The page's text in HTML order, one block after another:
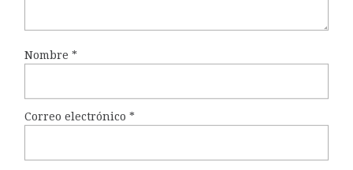
Nombre *
Correo electrónico *